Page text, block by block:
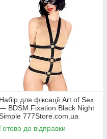
Набір для фіксації Art of Sex
BDSM Fixation Black Night
777Store.com.ua
Готово до відправки